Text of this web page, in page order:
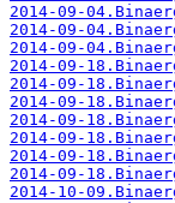
2014-09-
2014-09-
2014-09-
2014-09-
2014-09-
2014-09-
2014-09-
2014-09-
2014-09-
2014-09-
2014-10-